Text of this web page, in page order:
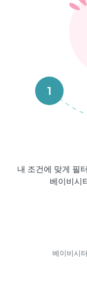
1
내 조건에 맞게
베이비시
베이비시